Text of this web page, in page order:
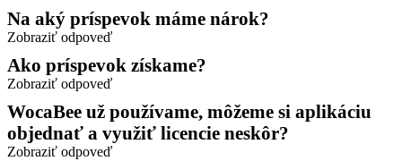
Na aký príspevok máme nárok?
Zobraziť odpoveď
Ako príspevok získame?
Zobraziť odpoveď
WocaBee už používame, môžeme si aplikáciu
objednať a využiť licencie neskôr?
Zobraziť odpoveď